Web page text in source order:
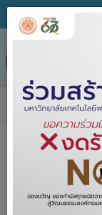
ข่าวประกาศจัดซื้